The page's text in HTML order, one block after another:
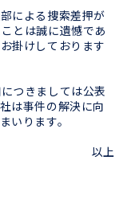
による捜索差押が
とは誠に遺憾であ
掛けしております
つきましては公表
は事件の解決に向
いります。
以上